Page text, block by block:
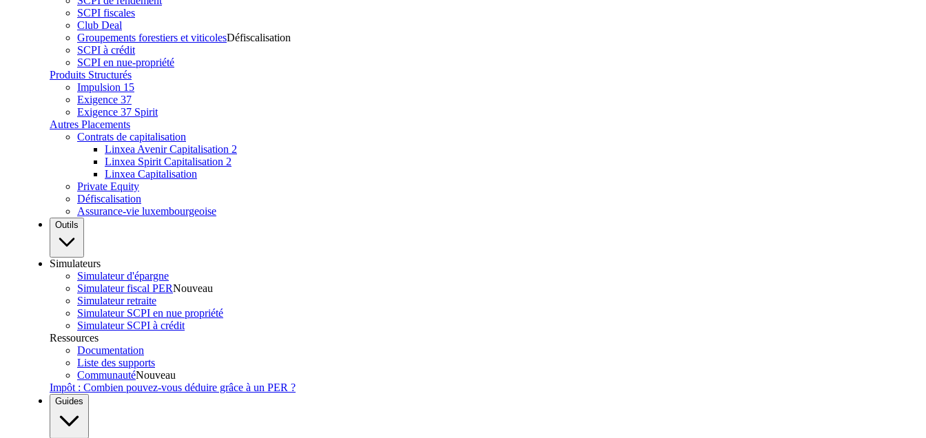
SCPI fiscales
Club Deal
Groupements forestiers et viticolesDéfiscalisation
SCPI à crédit
SCPI en nue-propriété
Produits Structurés
Impulsion 15
Exigence 37
Exigence 37 Spirit
Autres Placements
Contrats de capitalisation
Linxea Avenir Capitalisation 2
Linxea Spirit Capitalisation 2
Linxea Capitalisation
Private Equity
Défiscalisation
Assurance-vie luxembourgeoise
Outils
Simulateurs
Simulateur d'épargne
Simulateur fiscal PERNouveau
Simulateur retraite
Simulateur SCPI en nue propriété
Simulateur SCPI à crédit
Ressources
Documentation
Liste des supports
CommunautéNouveau
Impôt : Combien pouvez-vous déduire grâce à un PER ?
Guides